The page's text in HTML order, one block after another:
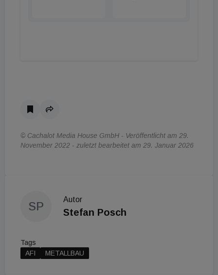
© Cachalot Media House GmbH - Veröffentlicht am 29.
November 2022 - zuletzt bearbeitet am 29. Januar 2026
SP
Autor
Stefan Posch
Tags
AFI
METALLBAU